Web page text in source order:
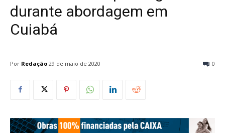
durante abordagem em
Cuiabá
Por Redação 0
29 de maio de 2020